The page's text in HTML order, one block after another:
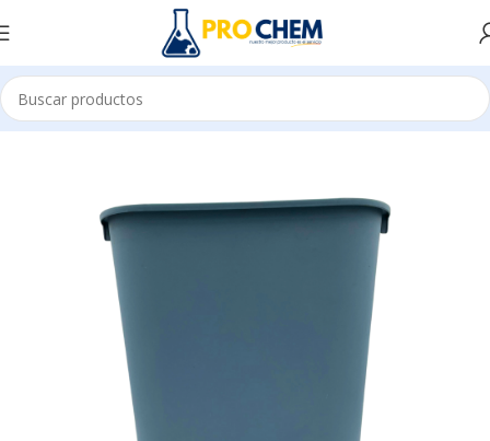
Inicio IMPLEMENTOS DE LIMPIEZA ACCESORIOS E INSUMOS